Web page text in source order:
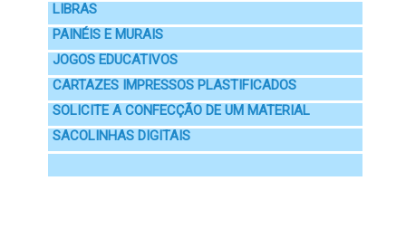
LIBRAS
PAINÉIS E MURAIS
JOGOS EDUCATIVOS
CARTAZES IMPRESSOS PLASTIFICADOS
SOLICITE A CONFECÇÃO DE UM MATERIAL
SACOLINHAS DIGITAIS